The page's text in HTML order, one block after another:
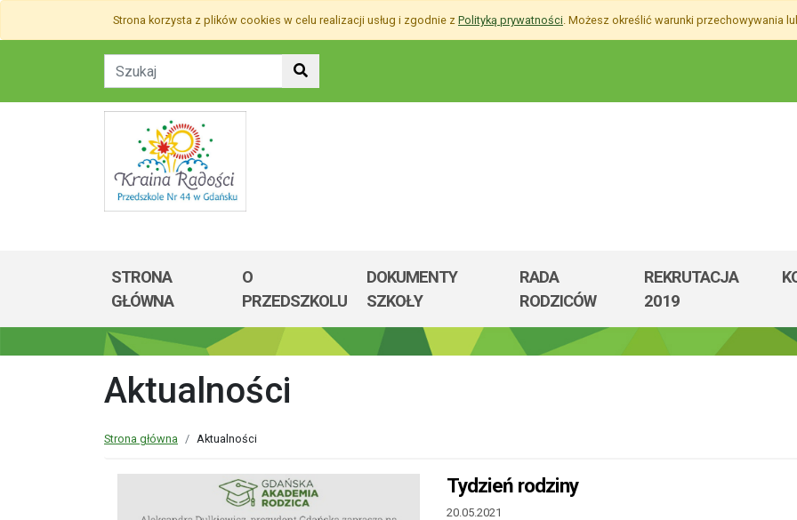
do treści
Strona korzysta z plików cookies w celu realizacji usług i zgodnie z Polityką prywatności. Możesz określić warunki przechowywania
Aktualności - Przedszkole nr 44
Menu główne
STRONA
GŁÓWNA
O
PRZEDSZKOLU
DOKUMENTY
SZKOŁY
RADA
RODZICÓW
REKRUTACJA
2019
Aktualności
Strona główna Aktualności
Tydzień rodziny
20.05.2021